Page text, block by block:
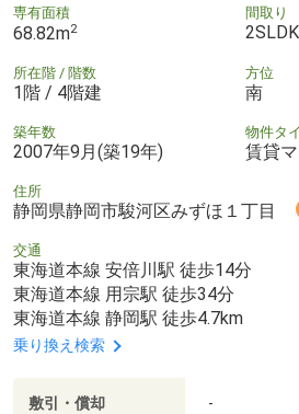
専有面積
68.82m2
間取り
2SLDK
所在階 / 階数
1階 / 4階建
方位
南
築年数
2007年9月(築19年)
物件タ
賃貸
住所
静岡県静岡市駿河区みずほ１丁目
交通
東海道本線 安倍川駅 徒歩14分
東海道本線 用宗駅 徒歩34分
東海道本線 静岡駅 徒歩4.7km
乗り換え検索
敷引・償却 -